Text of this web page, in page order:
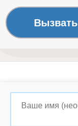
Вызвать